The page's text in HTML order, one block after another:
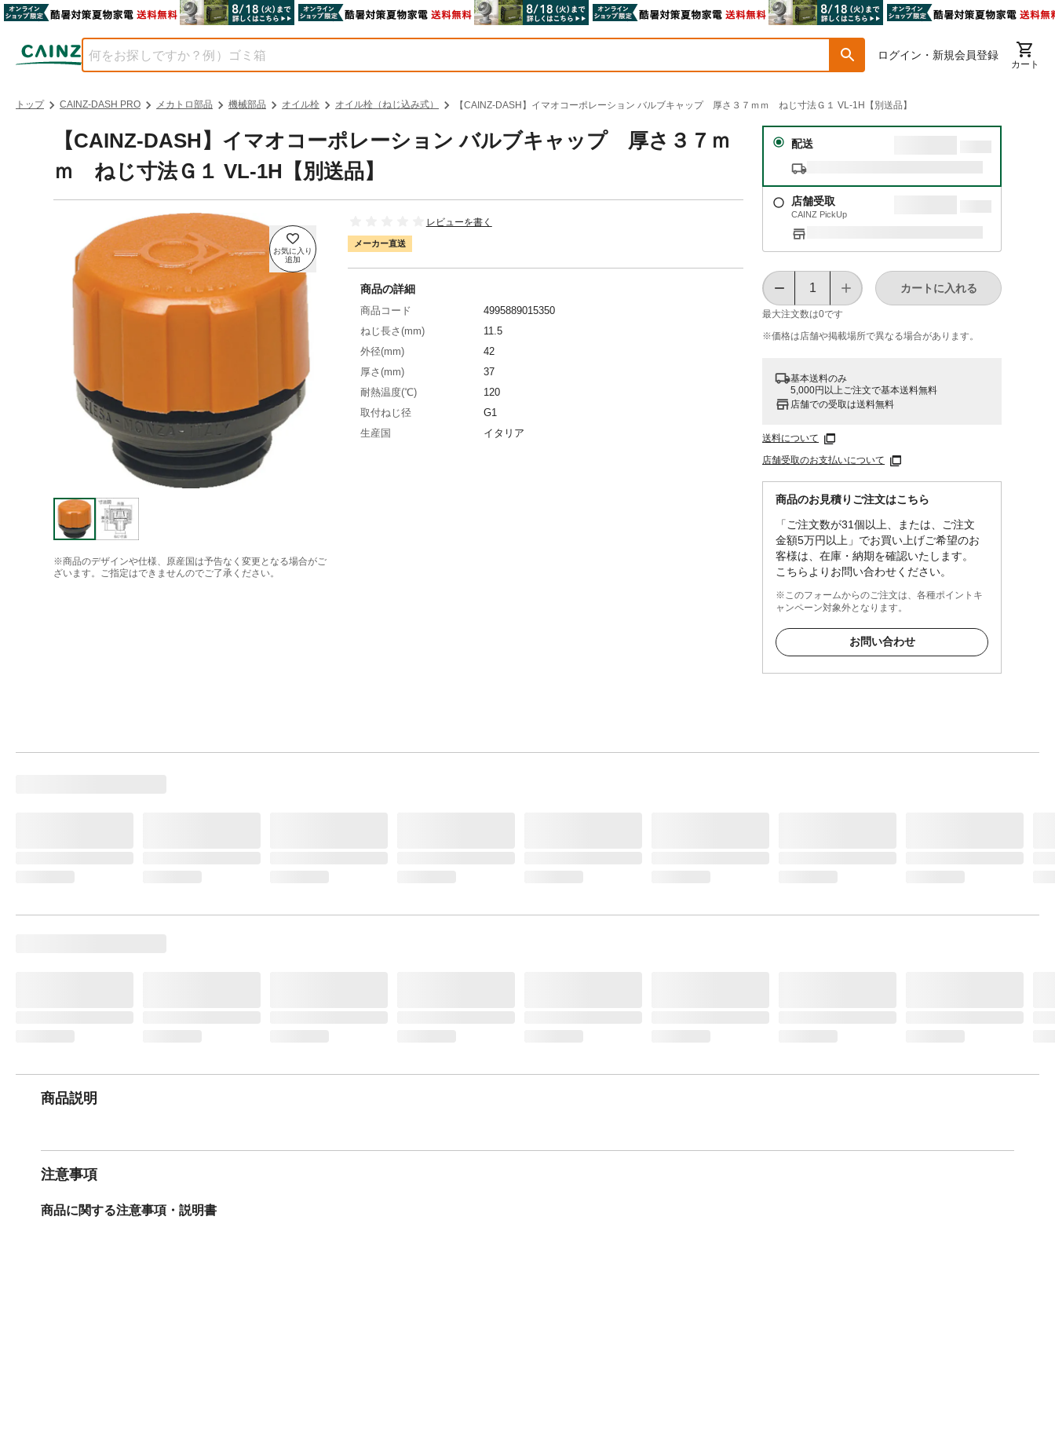
ログイン・新規会員登録
カート
トップ CAINZ-DASH PRO メカトロ部品 機械部品 オイル栓 オイル栓（ねじ込み式） 【CAINZ-DASH】イマオコーポレーション バルブキャップ 厚さ３７ｍｍ ねじ寸法Ｇ１ VL-1H【別送品】
【CAINZ-DASH】イマオコーポレーション バルブキャップ 厚さ３７ｍ
ｍ ねじ寸法Ｇ１ VL-1H【別送品】
※商品のデザインや仕様、原産国は予告なく変更となる場合がご
ざいます。ご指定はできませんのでご了承ください。
レビューを書く
メーカー直送
配送
店舗受取
CAINZ PickUp
最大注文数は0です
カートに入れる
※価格は​店舗や​掲載場所で​異なる​場合が​あります。
基本送料のみ
5,000円以上ご注文で基本送料無料
店舗での受取は送料無料
送料について
店舗受取のお支払いについて
商品のお見積りご注文はこちら
「ご注文数が31個以上、または、ご注文
金額5万円以上」でお買い上げご希望のお
客様は、在庫・納期を確認いたします。
こちらよりお問い合わせください。
※このフォームからのご注文は、各種ポイントキ
ャンペーン対象外となります。
お問い合わせ
商品の詳細
商品コード
4995889015350
ねじ長さ(mm)
11.5
外径(mm)
42
厚さ(mm)
37
耐熱温度(℃)
120
取付ねじ径
G1
生産国
イタリア
商品説明
注意事項
商品に関する注意事項・説明書